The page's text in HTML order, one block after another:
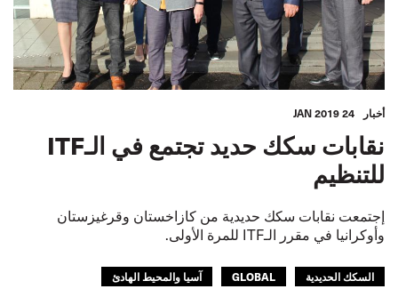
أخبار 24 JAN 2019
نقابات سكك حديد تجتمع في الـITF
للتنظيم
إجتمعت نقابات سكك حديدية من كازاخستان وقرغيزستان
وأوكرانيا في مقرر الـITF للمرة الأولى.
السكك الحديدية GLOBAL
آسيا والمحيط الهادئ